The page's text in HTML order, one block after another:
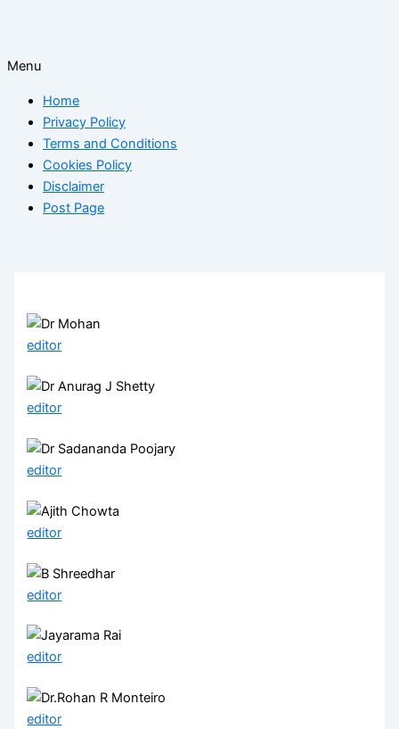
Menu
Home
Privacy Policy
Terms and Conditions
Cookies Policy
Disclaimer
Post Page
editor
editor
editor
editor
editor
editor
editor